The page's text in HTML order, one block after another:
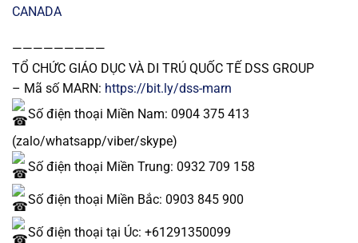
CANADA
—————————
TỔ CHỨC GIÁO DỤC VÀ DI TRÚ QUỐC TẾ DSS GROUP
– Mã số MARN: https://bit.ly/dss-marn
Số điện thoại Miền Nam: 0904 375 413
(zalo/whatsapp/viber/skype)
Số điện thoại Miền Trung: 0932 709 158
Số điện thoại Miền Bắc: 0903 845 900
Số điện thoại tại Úc: +61291350099